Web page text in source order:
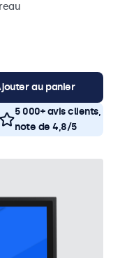
au panier
5 000+ avis clients,
note de 4,8/5